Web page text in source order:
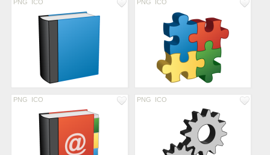
PNG ICO PNG ICO
PNG ICO PNG ICO